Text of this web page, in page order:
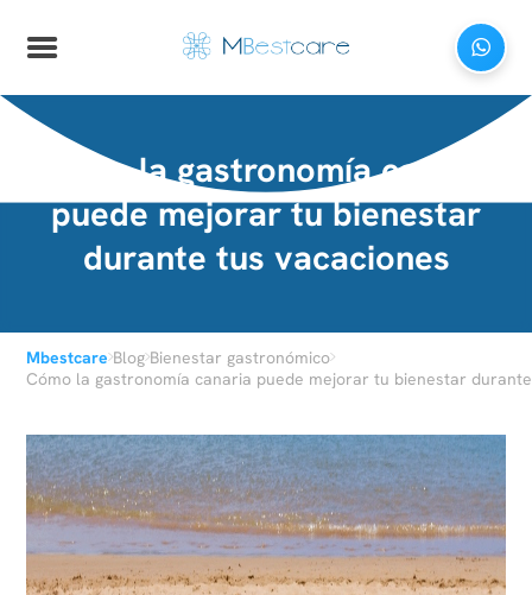
Cómo la gastronomía canaria
puede mejorar tu bienestar
durante tus vacaciones
Mbestcare›Blog›Bienestar gastronómico›
Cómo la gastronomía canaria puede mejorar tu bienestar